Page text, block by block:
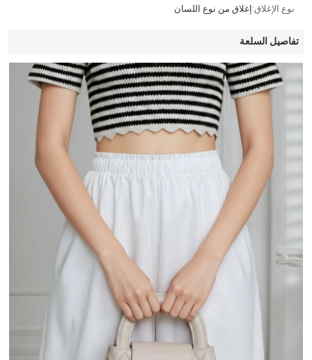
نوع الإغلاق:إغلاق من نوع اللسان
تفاصيل السلعة